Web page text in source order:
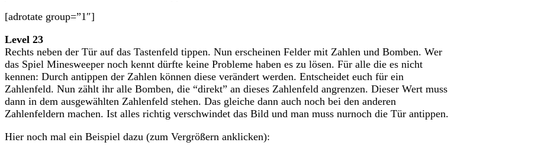
[adrotate group=”1″]
Level 23
Rechts neben der Tür auf das Tastenfeld tippen. Nun erscheinen Felder mit Zahlen und Bomben. Wer
das Spiel Minesweeper noch kennt dürfte keine Probleme haben es zu lösen. Für alle die es nicht
kennen: Durch antippen der Zahlen können diese verändert werden. Entscheidet euch für ein
Zahlenfeld. Nun zählt ihr alle Bomben, die “direkt” an dieses Zahlenfeld angrenzen. Dieser Wert muss
dann in dem ausgewählten Zahlenfeld stehen. Das gleiche dann auch noch bei den anderen
Zahlenfeldern machen. Ist alles richtig verschwindet das Bild und man muss nurnoch die Tür antippen.
Hier noch mal ein Beispiel dazu (zum Vergrößern anklicken):